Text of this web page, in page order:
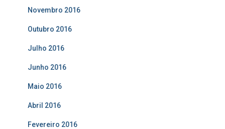
Novembro 2016
Outubro 2016
Julho 2016
Junho 2016
Maio 2016
Abril 2016
Fevereiro 2016